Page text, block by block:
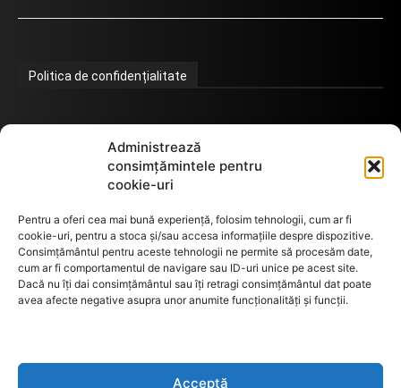
Administrează
consimțămintele pentru
cookie-uri
Pentru a oferi cea mai bună experiență, folosim tehnologii, cum ar fi
cookie-uri, pentru a stoca și/sau accesa informațiile despre dispozitive.
Consimțământul pentru aceste tehnologii ne permite să procesăm date,
cum ar fi comportamentul de navigare sau ID-uri unice pe acest site.
Dacă nu îți dai consimțământul sau îți retragi consimțământul dat poate
avea afecte negative asupra unor anumite funcționalități și funcții.
Acceptă
Politica de confidențialitate
Termeni de utilizare
GDPR